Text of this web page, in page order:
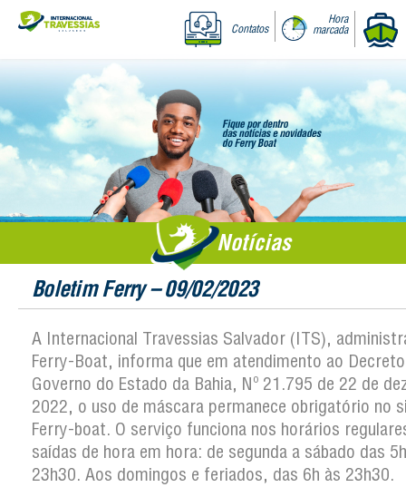
Contatos
Hora
marcada
Notícias
Boletim Ferry – 09/02/2023
A Internacional Travessias Salvador (ITS),
Ferry-Boat, informa que em atendimento ao
Governo do Estado da Bahia, Nº 21.795 de 22 de
2022, o uso de máscara permanece obrigatório no
Ferry-boat. O serviço funciona nos horários
saídas de hora em hora: de segunda a sábado das
23h30. Aos domingos e feriados, das 6h às 23h30.